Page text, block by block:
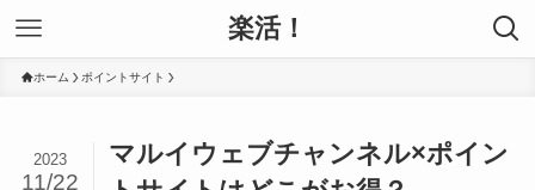
楽活！
ホーム ポイントサイト
マルイウェブチャンネル×ポイン
2023
11/22